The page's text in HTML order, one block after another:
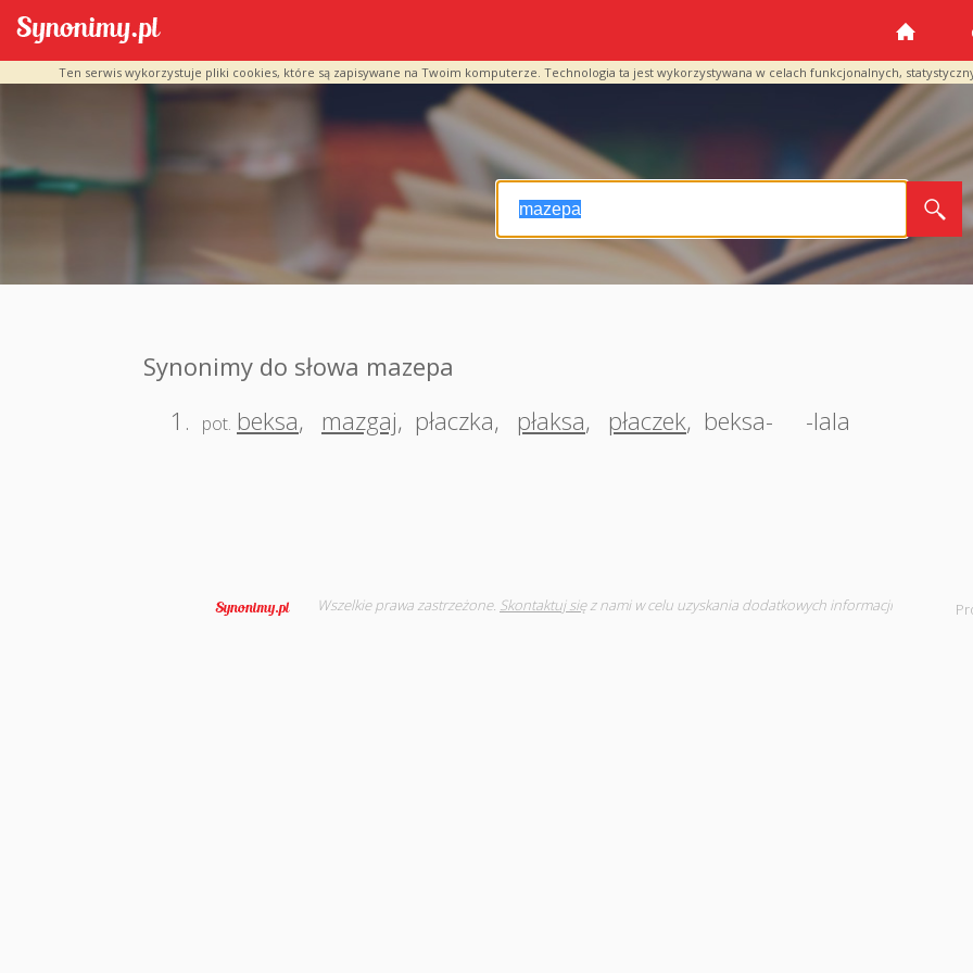
Ten serwis wykorzystuje pliki cookies, które są zapisywane na Twoim komputerze. Technologia ta jest wykorzystywana w celach funkcjonalnych,
Synonimy do słowa mazepa
1.
pot. beksa, mazgaj, płaczka, płaksa, płaczek, beksa- -lala
Wszelkie prawa zastrzeżone. Skontaktuj sięz nami w celu uzyskania dodatkowych informacji